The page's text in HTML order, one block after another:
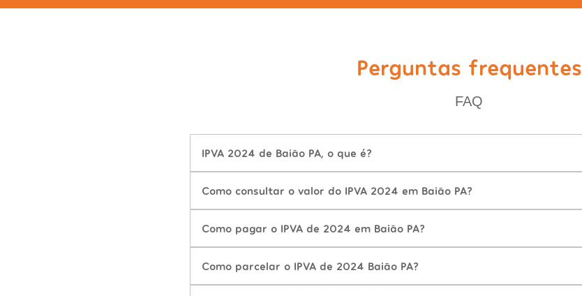
Perguntas frequentes
FAQ
IPVA 2024 de Baião PA, o que é?
Como consultar o valor do IPVA 2024 em Baião PA?
Como pagar o IPVA de 2024 em Baião PA?
Como parcelar o IPVA de 2024 Baião PA?